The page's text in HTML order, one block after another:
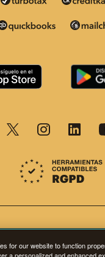
está disponible en
for our website to function